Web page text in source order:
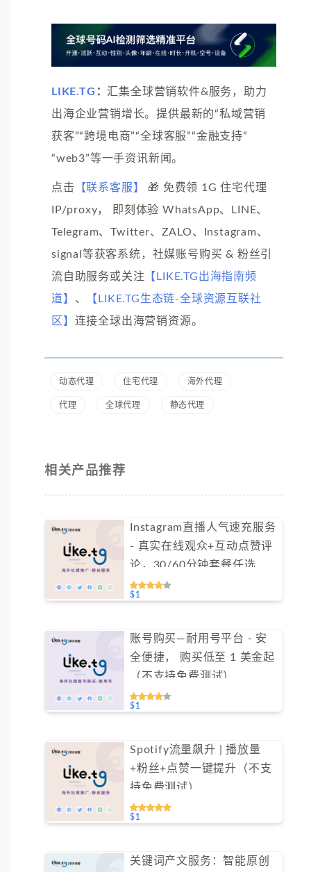
LIKE.TG ： 汇集全球营销软件&服务，助力
出海企业营销增长。提供最新的“私域营销
获客”“跨境电商”“全球客服”“金融支持”
“web3”等一手资讯新闻。
点击 【联系客服】
🎁 免费领 1G 住宅代理
IP/proxy， 即刻体验 WhatsApp、LINE、
Telegram、Twitter、ZALO、Instagram、
signal等获客系统，社媒账号购买 & 粉丝引
流自助服务或关注 【LIKE.TG出海指南频
道】 、
【LIKE.TG生态链-全球资源互联社
区】 连接全球出海营销资源。
动态代理 住宅代理 海外代理
代理 全球代理 静态代理
相关产品推荐
Instagram直播人气速充服务
- 真实在线观众+互动点赞评
论，30/60分钟套餐任选
（不支持免费测试）
$1
账号购买—耐用号平台 - 安
全便捷， 购买低至 1 美金起
（不支持免费测试）
#GN002
$1
Spotify流量飙升 | 播放量
+粉丝+点赞一键提升（不支
持免费测试）
$1
关键词产文服务：智能原创